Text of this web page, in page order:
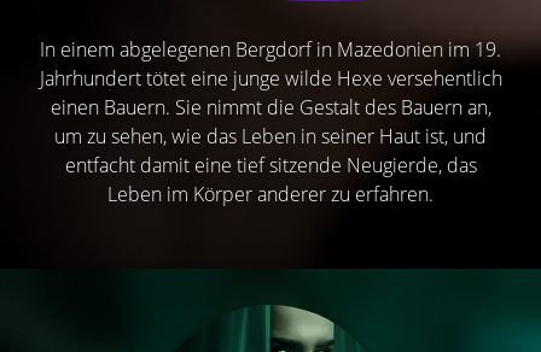
In einem abgelegenen Bergdorf in Mazedonien im 19.
Jahrhundert tötet eine junge wilde Hexe versehentlich
einen Bauern. Sie nimmt die Gestalt des Bauern an,
um zu sehen, wie das Leben in seiner Haut ist, und
entfacht damit eine tief sitzende Neugierde, das
Leben im Körper anderer zu erfahren.